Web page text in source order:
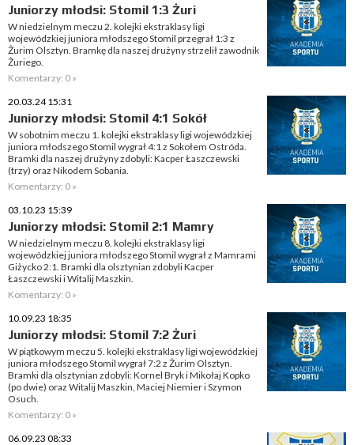
Juniorzy młodsi: Stomil 1:3 Żuri
W niedzielnym meczu 2. kolejki ekstraklasy ligi
wojewódzkiej juniora młodszego Stomil przegrał 1:3 z
Żurim Olsztyn. Bramkę dla naszej drużyny strzelił zawodnik
Żuriego.
Komentarzy: 0 »
20.03.24 15:31
Juniorzy młodsi: Stomil 4:1 Sokół
W sobotnim meczu 1. kolejki ekstraklasy ligi wojewódzkiej
juniora młodszego Stomil wygrał 4:1 z Sokołem Ostróda.
Bramki dla naszej drużyny zdobyli: Kacper Łaszczewski
(trzy) oraz Nikodem Sobania.
Komentarzy: 0 »
03.10.23 15:39
Juniorzy młodsi: Stomil 2:1 Mamry
W niedzielnym meczu 8. kolejki ekstraklasy ligi
wojewódzkiej juniora młodszego Stomil wygrał z Mamrami
Giżycko 2:1. Bramki dla olsztynian zdobyli Kacper
Łaszczewski i Witalij Maszkin.
Komentarzy: 0 »
10.09.23 18:35
Juniorzy młodsi: Stomil 7:2 Żuri
W piątkowym meczu 5. kolejki ekstraklasy ligi wojewódzkiej
juniora młodszego Stomil wygrał 7:2 z Żurim Olsztyn.
Bramki dla olsztynian zdobyli: Kornel Bryk i Mikołaj Kopko
(po dwie) oraz Witalij Maszkin, Maciej Niemier i Szymon
Osuch.
Komentarzy: 0 »
06.09.23 08:33